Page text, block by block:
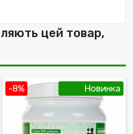
цей товар,
-8% Новинка